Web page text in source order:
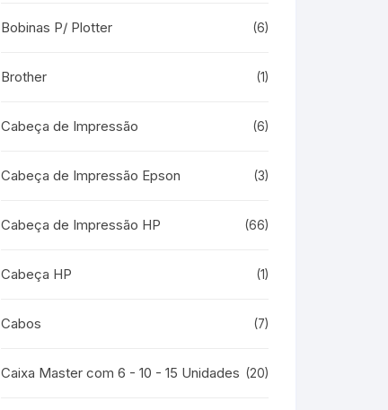
Bobinas P/ Plotter (6)
Brother (1)
Cabeça de Impressão (6)
Cabeça de Impressão Epson (3)
Cabeça de Impressão HP (66)
Cabeça HP (1)
Cabos (7)
Caixa Master com 6 - 10 - 15 Unidades (20)